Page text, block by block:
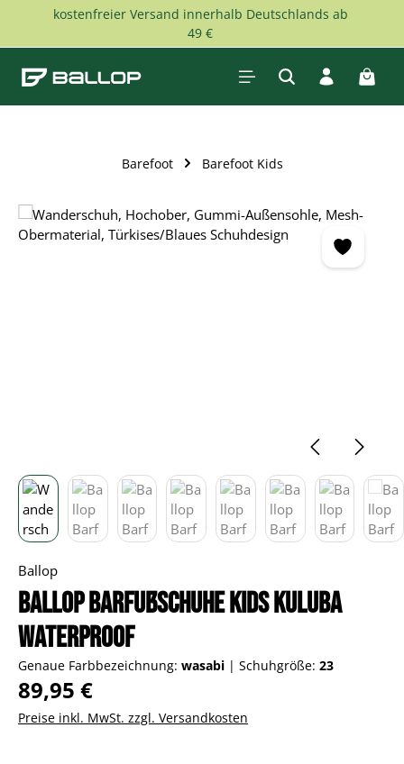
Zum Hauptinhalt springen
kostenfreier Versand innerhalb Deutschlands ab
49 €
Barefoot Barefoot Kids
Bildergalerie überspringen
Ballop
Ballop Barfußschuhe Kids Kuluba
Waterproof
Genaue Farbbezeichnung: wasabi | Schuhgröße: 23
Regulärer Preis:
89,95 €
Preise inkl. MwSt. zzgl. Versandkosten